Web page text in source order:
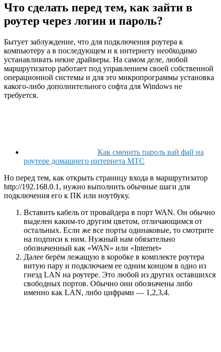
Что сделать перед тем, как зайти в
роутер через логин и пароль?
Бытует заблуждение, что для подключения роутера к
компьютеру а в последующем и к интернету необходимо
устанавливать некие драйверы. На самом деле, любой
маршрутизатор работает под управлением своей собственной
операционной системы и для это микропрограммы установка
какого-либо дополнительного софта для Windows не
требуется.
Как сменить пароль вай фай на
роутере домашнего интернета МТС
Но перед тем, как открыть страницу входа в маршрутизатор
http://192.168.0.1, нужно выполнить обычные шаги для
подключения его к ПК или ноутбуку.
Вставить кабель от провайдера в порт WAN. Он обычно
выделен каким-то другим цветом, отличающимся от
остальных. Если же все порты одинаковые, то смотрите
на подписи к ним. Нужный нам обязательно
обозначенный как «WAN» или «Internet»
Далее берём лежащую в коробке в комплекте роутера
витую пару и подключаем ее одним концом в одно из
гнезд LAN на роутере. Это любой из других оставшихся
свободных портов. Обычно они обозначены либо
именно как LAN, либо цифрами — 1,2,3,4.